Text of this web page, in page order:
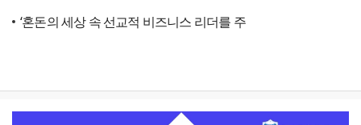
‘혼돈의 세상 속 선교적 비즈니스 리더를 주